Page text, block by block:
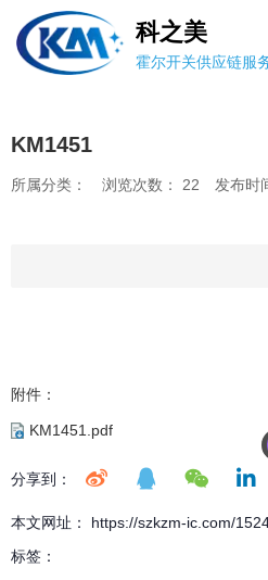
科之美
霍尔开关供应链服
KM1451
所属分类： 浏览次数： 22 发布时
附件：
KM1451.pdf
分享到：
本文网址： https://szkzm-ic.com/
标签：